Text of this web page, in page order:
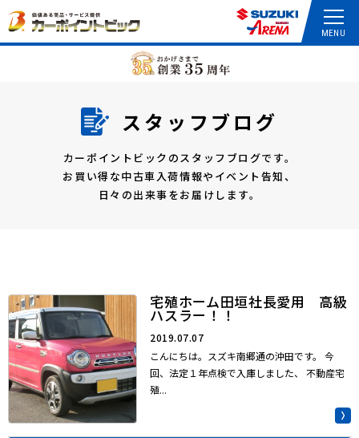
スタッフブログ
カーポイントビックのスタッフブログです。
お買い得な中古車入荷情報やイベント告知、
日々の出来事をお届けします。
宅殖ホーム田垣社長愛用 高級
ハスラー！！
2019.07.07
こんにちは。スズキ南郷通の沖田です。 今
回、法定１年点検で入庫しました、 不動産宅
殖...